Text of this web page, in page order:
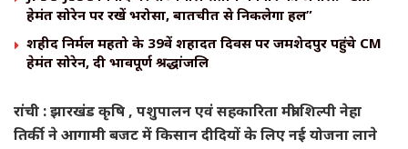
हेमंत सोरेन पर रखें भरोसा, बातचीत से निकलेगा हल”
शहीद निर्मल महतो के 39वें शहादत दिवस पर जमशेदपुर पहुंचे CM
हेमंत सोरेन, दी भावपूर्ण श्रद्धांजलि
रांची : झारखंड कृषि , पशुपालन एवं सहकारिता मंत्री शिल्पी नेहा
तिर्की ने आगामी बजट में किसान दीदियों के लिए नई योजना लाने